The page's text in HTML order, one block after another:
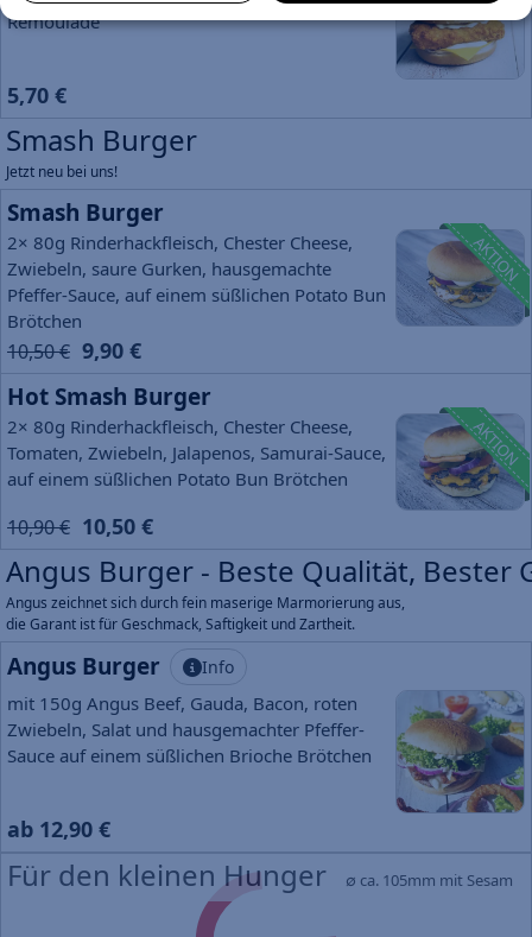
Remoulade
5,70 €
Smash Burger
Jetzt neu bei uns!
Smash Burger
2× 80g Rinderhackfleisch, Chester Cheese,
Zwiebeln, saure Gurken, hausgemachte
Pfeffer-Sauce, auf einem süßlichen Potato Bun
Brötchen
AKTION
10,50 € 9,90 €
Hot Smash Burger
2× 80g Rinderhackfleisch, Chester Cheese,
Tomaten, Zwiebeln, Jalapenos, Samurai-Sauce,
auf einem süßlichen Potato Bun Brötchen
AKTION
10,90 € 10,50 €
Angus Burger - Beste Qualität, Bester
Angus zeichnet sich durch fein maserige Marmorierung aus,
die Garant ist für Geschmack, Saftigkeit und Zartheit.
Angus Burger Info
mit 150g Angus Beef, Gauda, Bacon, roten
Zwiebeln, Salat und hausgemachter Pfeffer-
Sauce auf einem süßlichen Brioche Brötchen
ab 12,90 €
Für den kleinen Hunger ∅ ca. 105mm mit Sesam